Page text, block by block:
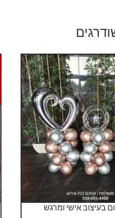
בעיצוב אישי ומרגש